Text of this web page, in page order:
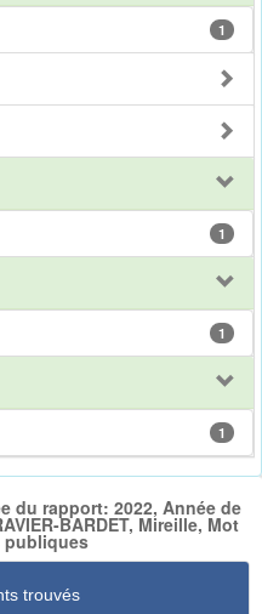
1
1
1
1
du rapport: 2022, Année de
BARDET, Mireille, Mot
trouvés